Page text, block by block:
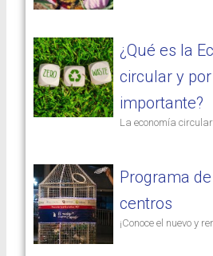
¿Qué es la
circular y
importante?
La economía
Programa
centros
​¡Conoce el nuevo y